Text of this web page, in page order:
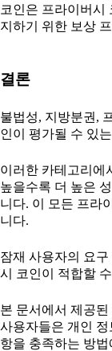
코인은 프라이버시
지하기 위한 보상
결론
불법성, 지방분권,
인이 평가될 수 있
이러한 카테고리에
높을수록 더 높은
니다. 이 모든 프라
니다.
잠재 사용자의 요
시 코인이 적합할
본 문서에서 제공
사용자들은 개인
항을 충족하는 방